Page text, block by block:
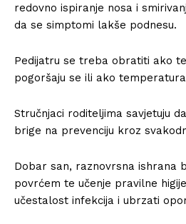
redovno ispiranje nosa i
da se simptomi lakše podnesu.
Pedijatru se treba obratiti ako
pogoršaju se ili ako
Stručnjaci roditeljima savjetuju
brige na prevenciju kroz
Dobar san, raznovrsna ishrana
povrćem te učenje pravilne
učestalost infekcija i ubrzati